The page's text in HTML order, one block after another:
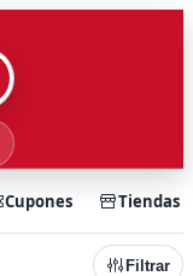
Cupones Tiendas
Filtrar